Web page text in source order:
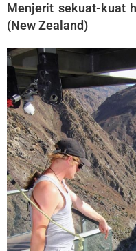
Menjerit sekuat-kuat
(New Zealand)